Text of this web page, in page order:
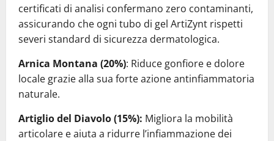
certificati di analisi confermano zero contaminanti,
assicurando che ogni tubo di gel ArtiZynt rispetti
severi standard di sicurezza dermatologica.
Arnica Montana (20%): Riduce gonfiore e dolore
locale grazie alla sua forte azione antinfiammatoria
naturale.
Artiglio del Diavolo (15%): Migliora la mobilità
articolare e aiuta a ridurre l’infiammazione dei